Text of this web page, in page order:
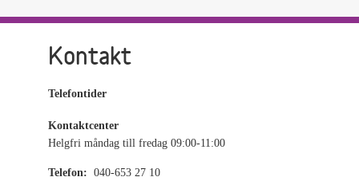
Kontakt
Telefontider
Kontaktcenter
Helgfri måndag till fredag 09:00-11:00
Telefon: 040-653 27 10